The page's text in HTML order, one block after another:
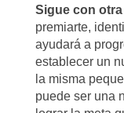
Sigue con
premiarte,
ayudará a
establecer un
la misma
puede ser una